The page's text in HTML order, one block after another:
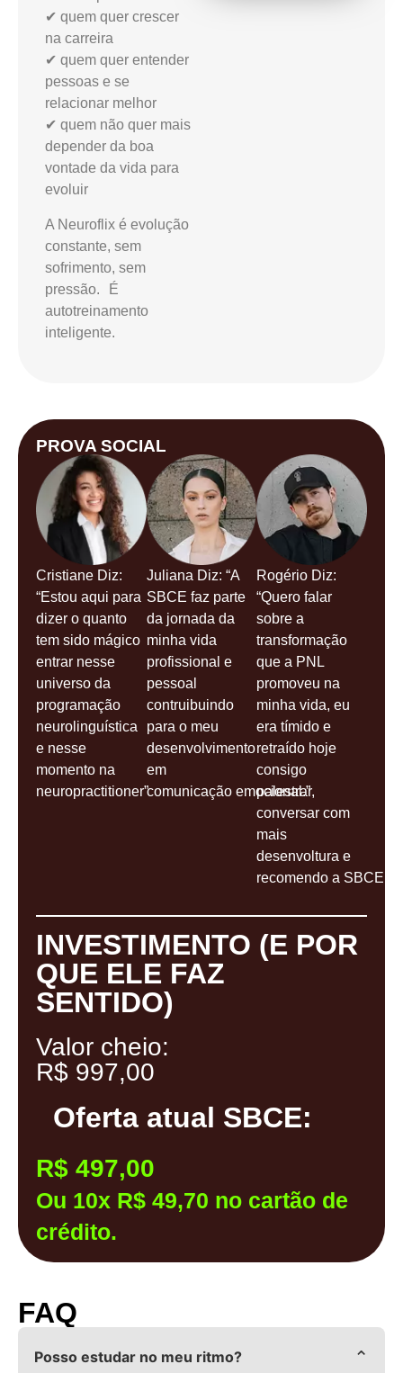
✔ quem quer crescer
na carreira
✔ quem quer entender
pessoas e se
relacionar melhor
✔ quem não quer mais
depender da boa
vontade da vida para
evoluir
A Neuroflix é evolução
constante, sem
sofrimento, sem
pressão. É
autotreinamento
inteligente.
PROVA SOCIAL
Cristiane Diz:
“Estou aqui para
dizer o quanto
tem sido mágico
entrar nesse
universo da
programação
neurolinguística
e nesse
momento na
neuropractitioner”
Juliana Diz: “A
SBCE faz parte
da jornada da
minha vida
profissional e
pessoal
contruibuindo
para o meu
desenvolvimento
em
comunicação emocional.”
Rogério Diz:
“Quero falar
sobre a
transformação
que a PNL
promoveu na
minha vida, eu
era tímido e
retraído hoje
consigo
palestrar,
conversar com
mais
desenvoltura e
recomendo a SBCE.”
INVESTIMENTO (E POR
QUE ELE FAZ
SENTIDO)
Valor cheio:
R$ 997,00
Oferta atual SBCE:
R$ 497,00
Ou 10x R$ 49,70 no cartão de
crédito.
FAQ
Posso estudar no meu ritmo? ⌄